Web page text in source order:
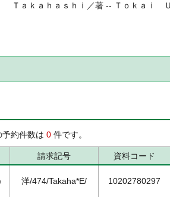
Ｔａｋａｈａｓｈｉ／著 -- Ｔｏｋａｉ
約件数は 0 件です。
請求記号 資料コード
洋/474/Takaha*E/ 10202780297